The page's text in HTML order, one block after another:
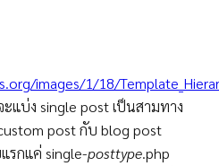
images/1/18/
ะแบ่ง single post เป็นสามทาง
post กับ blog post
รกแค่ single-posttype.php